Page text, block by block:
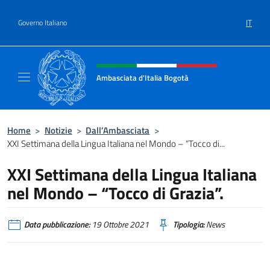
Governo Italiano IT
Intestazione sito, social e menù
Ambasciata d'Italia Bogotà
Home > Notizie > Dall’Ambasciata >
XXI Settimana della Lingua Italiana nel Mondo – “Tocco di...
XXI Settimana della Lingua Italiana
nel Mondo – “Tocco di Grazia”.
Data pubblicazione:19 Ottobre 2021 Tipologia:News